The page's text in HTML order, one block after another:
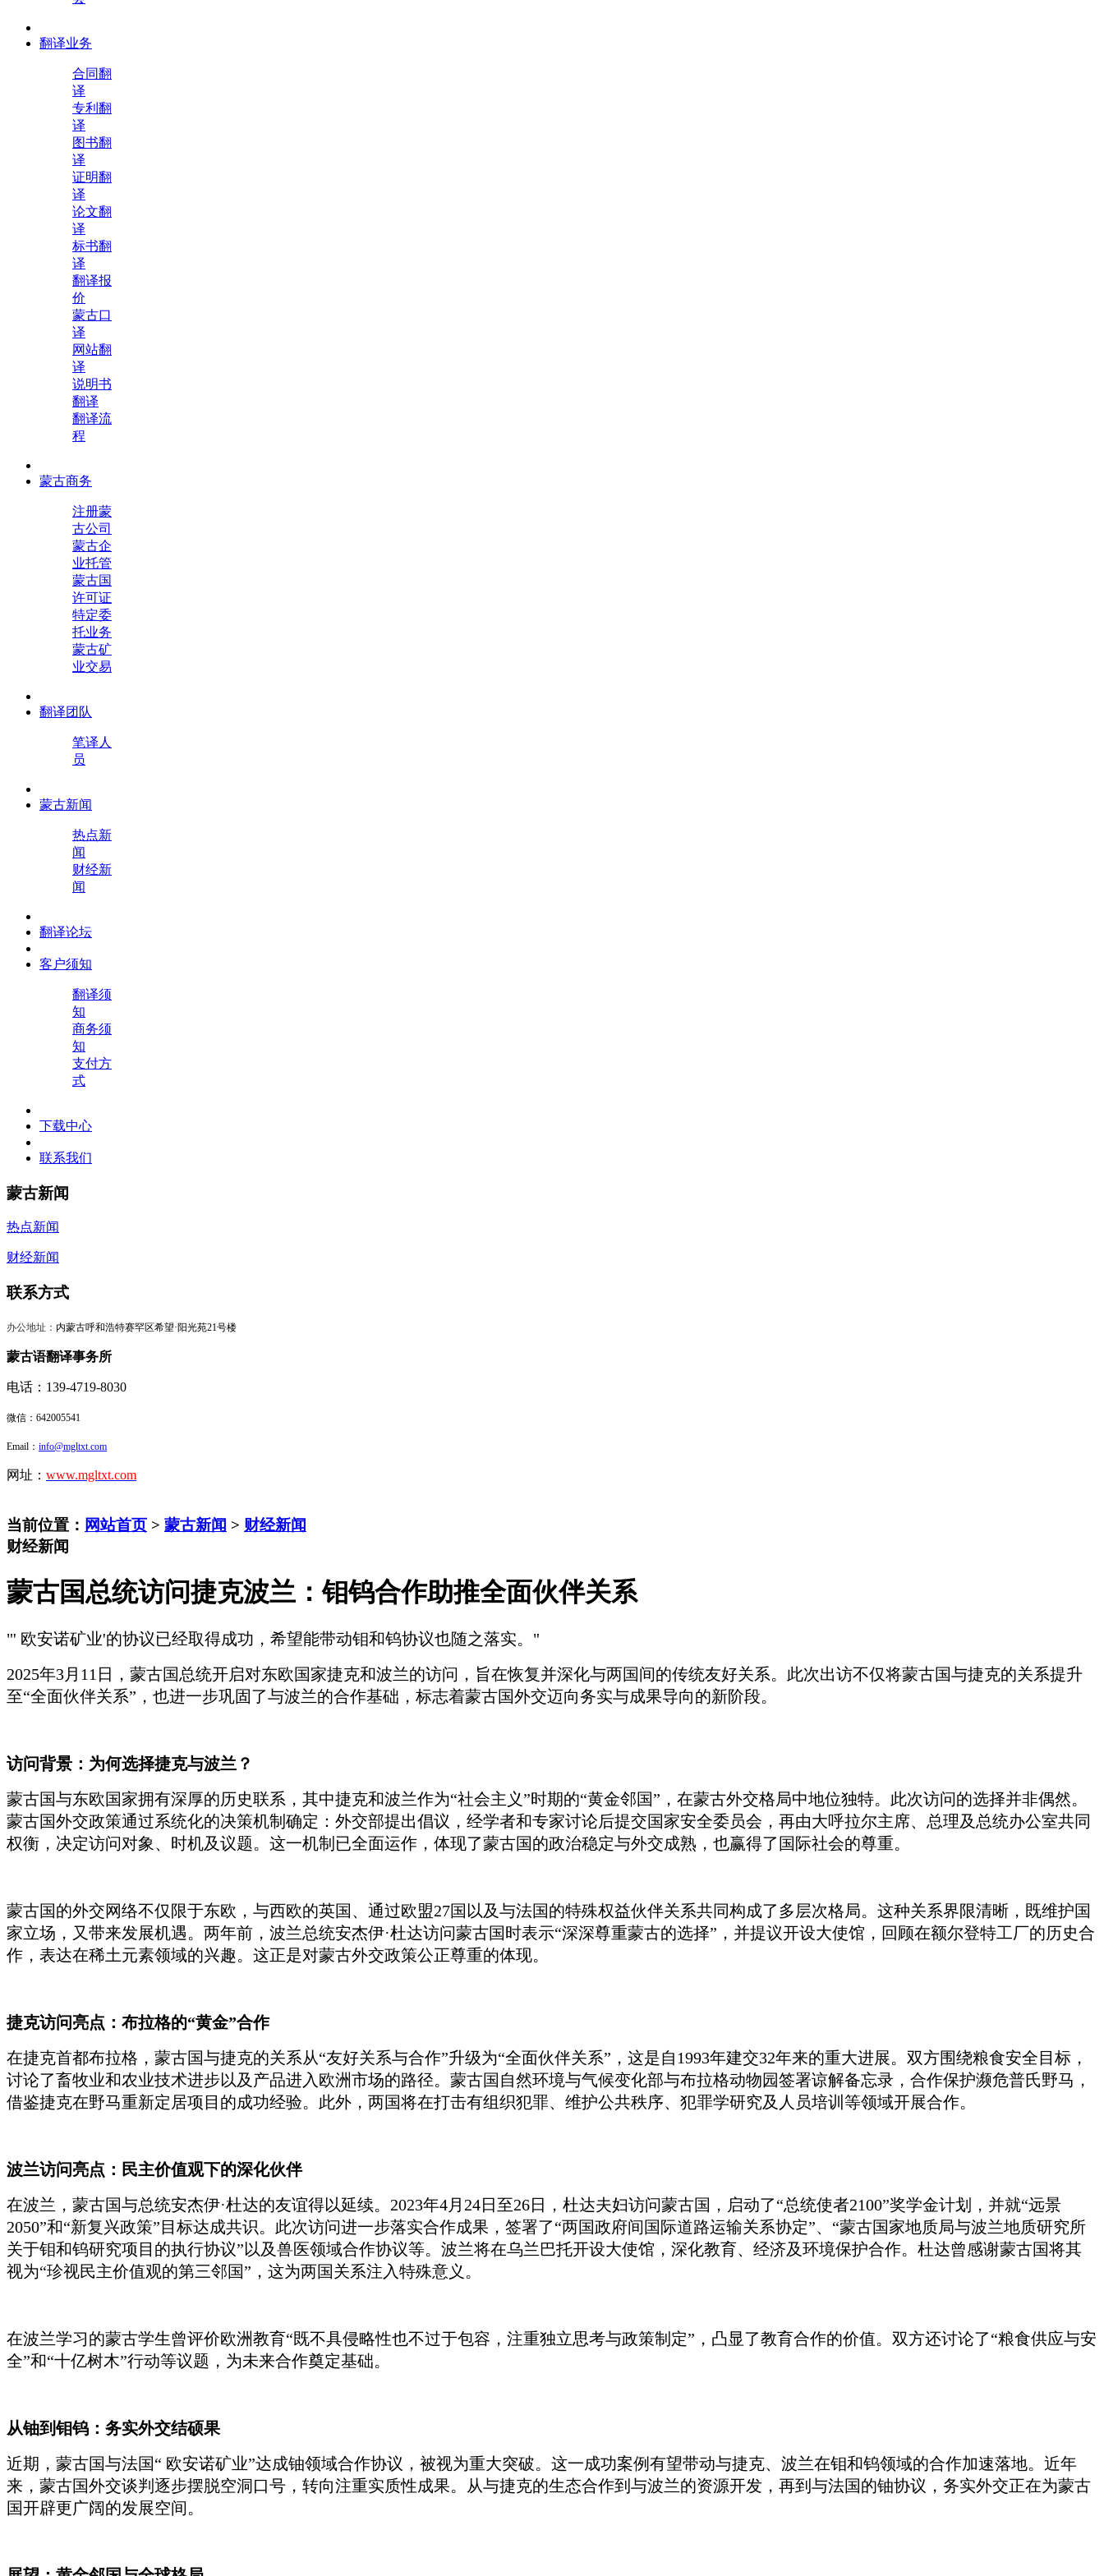
翻译业务
合同翻
译
专利翻
译
图书翻
译
证明翻
译
论文翻
译
标书翻
译
翻译报
价
蒙古口
译
网站翻
译
说明书
翻译
翻译流
程
蒙古商务
注册蒙
古公司
蒙古企
业托管
蒙古国
许可证
特定委
托业务
蒙古矿
业交易
翻译团队
笔译人
员
蒙古新闻
热点新
闻
财经新
闻
翻译论坛
客户须知
翻译须
知
商务须
知
支付方
式
下载中心
联系我们
蒙古新闻
热点新闻
财经新闻
联系方式
办公地址： 内蒙古呼和浩特赛罕区希望·阳光苑21号楼
蒙古语翻译事务所
电话：139-4719-8030
微信： 642005541
Email： info@mgltxt.com
网址： www.mgltxt.com
当前位置： 网站首页 > 蒙古新闻 > 财经新闻
财经新闻
蒙古国总统访问捷克波兰：钼钨合作助推全面伙伴关系
"' 欧安诺矿业'的协议已经取得成功，希望能带动钼和钨协议也随之落实。"
2025年3月11日，蒙古国总统开启对东欧国家捷克和波兰的访问，旨在恢复并深化与两国间的传统友好关系。此次出访不仅将蒙古国与捷克的关系提升
至“全面伙伴关系”，也进一步巩固了与波兰的合作基础，标志着蒙古国外交迈向务实与成果导向的新阶段。
访问背景：为何选择捷克与波兰？
蒙古国与东欧国家拥有深厚的历史联系，其中捷克和波兰作为“社会主义”时期的“黄金邻国”，在蒙古外交格局中地位独特。此次访问的选择并非偶然。
蒙古国外交政策通过系统化的决策机制确定：外交部提出倡议，经学者和专家讨论后提交国家安全委员会，再由大呼拉尔主席、总理及总统办公室共同
权衡，决定访问对象、时机及议题。这一机制已全面运作，体现了蒙古国的政治稳定与外交成熟，也赢得了国际社会的尊重。
蒙古国的外交网络不仅限于东欧，与西欧的英国、通过欧盟27国以及与法国的特殊权益伙伴关系共同构成了多层次格局。这种关系界限清晰，既维护国
家立场，又带来发展机遇。两年前，波兰总统安杰伊·杜达访问蒙古国时表示“深深尊重蒙古的选择”，并提议开设大使馆，回顾在额尔登特工厂的历史合
作，表达在稀土元素领域的兴趣。这正是对蒙古外交政策公正尊重的体现。
捷克访问亮点：布拉格的“黄金”合作
在捷克首都布拉格，蒙古国与捷克的关系从“友好关系与合作”升级为“全面伙伴关系”，这是自1993年建交32年来的重大进展。双方围绕粮食安全目标，
讨论了畜牧业和农业技术进步以及产品进入欧洲市场的路径。蒙古国 自然环境与气候变化部与布拉格动物园签署谅解备忘录，合作保护濒危普氏野马，
借鉴捷克在野马重新定居项目的成功经验。此外，两国将在打击有组织犯罪、维护公共秩序、犯罪学研究及人员培训等领域开展合作。
波兰访问亮点：民主价值观下的深化伙伴
在波兰，蒙古国与总统安杰伊·杜达的友谊得以延续。2023年4月24日至26日，杜达夫妇访问蒙古国，启动了“总统使者2100”奖学金计划，并就“远景
2050”和“新复兴政策”目标达成共识。此次访问进一步落实合作成果，签署了“两国政府间国际道路运输关系协定”、“蒙古国家地质局与波兰地质研究所
关于钼和钨研究项目的执行协议”以及兽医领域合作协议等。波兰将在乌兰巴托开设大使馆，深化教育、经济及环境保护合作。杜达曾感谢蒙古国将其
视为“珍视民主价值观的第三邻国”，这为两国关系注入特殊意义。
在波兰学习的蒙古学生曾评价欧洲教育“既不具侵略性也不过于包容，注重独立思考与政策制定”，凸显了教育合作的价值。双方还讨论了“粮食供应与安
全”和“十亿树木”行动等议题，为未来合作奠定基础。
从铀到钼钨：务实外交结硕果
近期，蒙古国与法国“ 欧安诺矿业”达成铀领域合作协议，被视为重大突破。这一成功案例有望带动与捷克、波兰在钼和钨领域的合作加速落地。近年
来，蒙古国外交谈判逐步摆脱空洞口号，转向注重实质性成果。从与捷克的生态合作到与波兰的资源开发，再到与法国的铀协议，务实外交正在为蒙古
国开辟更广阔的发展空间。